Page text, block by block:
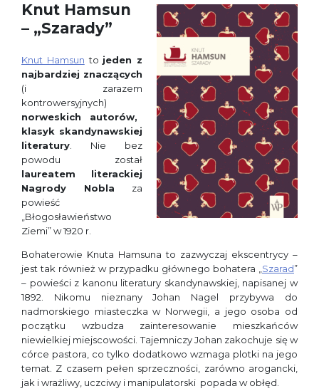
Knut Hamsun
– „Szarady”
Knut Hamsun to jeden z
najbardziej znaczących
(i zarazem
kontrowersyjnych)
norweskich autorów,
klasyk skandynawskiej
literatury . Nie bez
powodu został
laureatem literackiej
Nagrody Nobla za
powieść
„Błogosławieństwo
Ziemi” w 1920 r.
Bohaterowie Knuta Hamsuna to zazwyczaj ekscentrycy –
jest tak również w przypadku głównego bohatera „ Szarad”
– powieści z kanonu literatury skandynawskiej, napisanej w
1892. Nikomu nieznany Johan Nagel przybywa do
nadmorskiego miasteczka w Norwegii, a jego osoba od
początku wzbudza zainteresowanie mieszkańców
niewielkiej miejscowości. Tajemniczy Johan zakochuje się w
córce pastora, co tylko dodatkowo wzmaga plotki na jego
temat. Z czasem pełen sprzeczności, zarówno arogancki,
jak i wrażliwy, uczciwy i manipulatorski popada w obłęd.